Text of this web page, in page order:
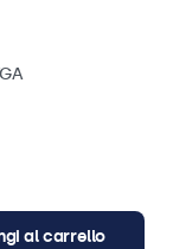
al carrello